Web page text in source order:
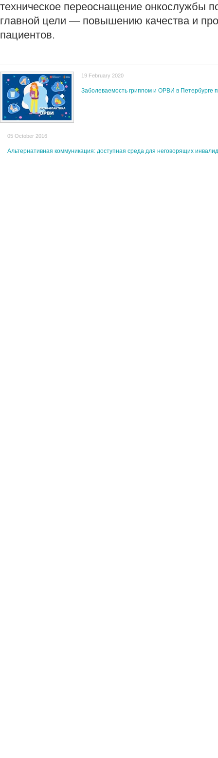
техническое переоснащение онкослужбы
главной цели — повышению качества и
пациентов.
19 February 2020
Заболеваемость гриппом и ОРВИ в Петербурге
05 October 2016
Альтернативная коммуникация: доступная среда для неговорящих